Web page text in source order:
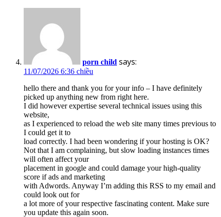
porn child says:
11/07/2026 6:36 chiều
hello there and thank you for your info – I have definitely
picked up anything new from right here.
I did however expertise several technical issues using this
website,
as I experienced to reload the web site many times previous to
I could get it to
load correctly. I had been wondering if your hosting is OK?
Not that I am complaining, but slow loading instances times
will often affect your
placement in google and could damage your high-quality
score if ads and marketing
with Adwords. Anyway I’m adding this RSS to my email and
could look out for
a lot more of your respective fascinating content. Make sure
you update this again soon.